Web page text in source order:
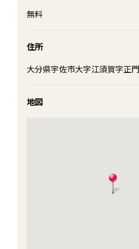
無料
住所
大分県宇佐市大字江須賀字正
地図